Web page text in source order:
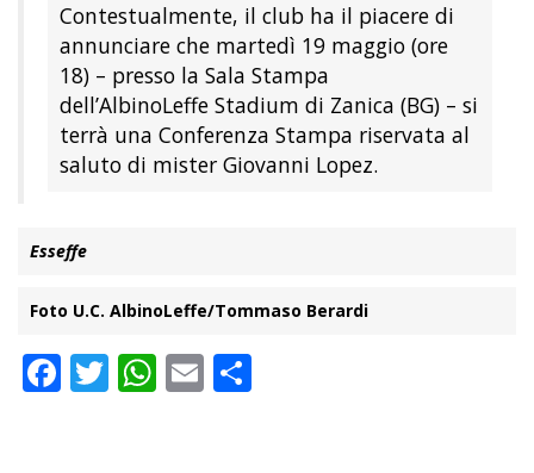
Contestualmente, il club ha il piacere di
annunciare che martedì 19 maggio (ore
18) – presso la Sala Stampa
dell’AlbinoLeffe Stadium di Zanica (BG) – si
terrà una Conferenza Stampa riservata al
saluto di mister Giovanni Lopez.
Esseffe
Foto U.C. AlbinoLeffe/Tommaso Berardi
Facebook
Twitter
WhatsApp
Email